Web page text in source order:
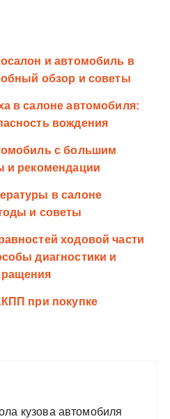
и автомобиль в
обзор и советы
в салоне автомобиля:
вождения
с большим
и рекомендации
в салоне
и советы
ходовой части
диагностики и
при покупке
кузова автомобиля